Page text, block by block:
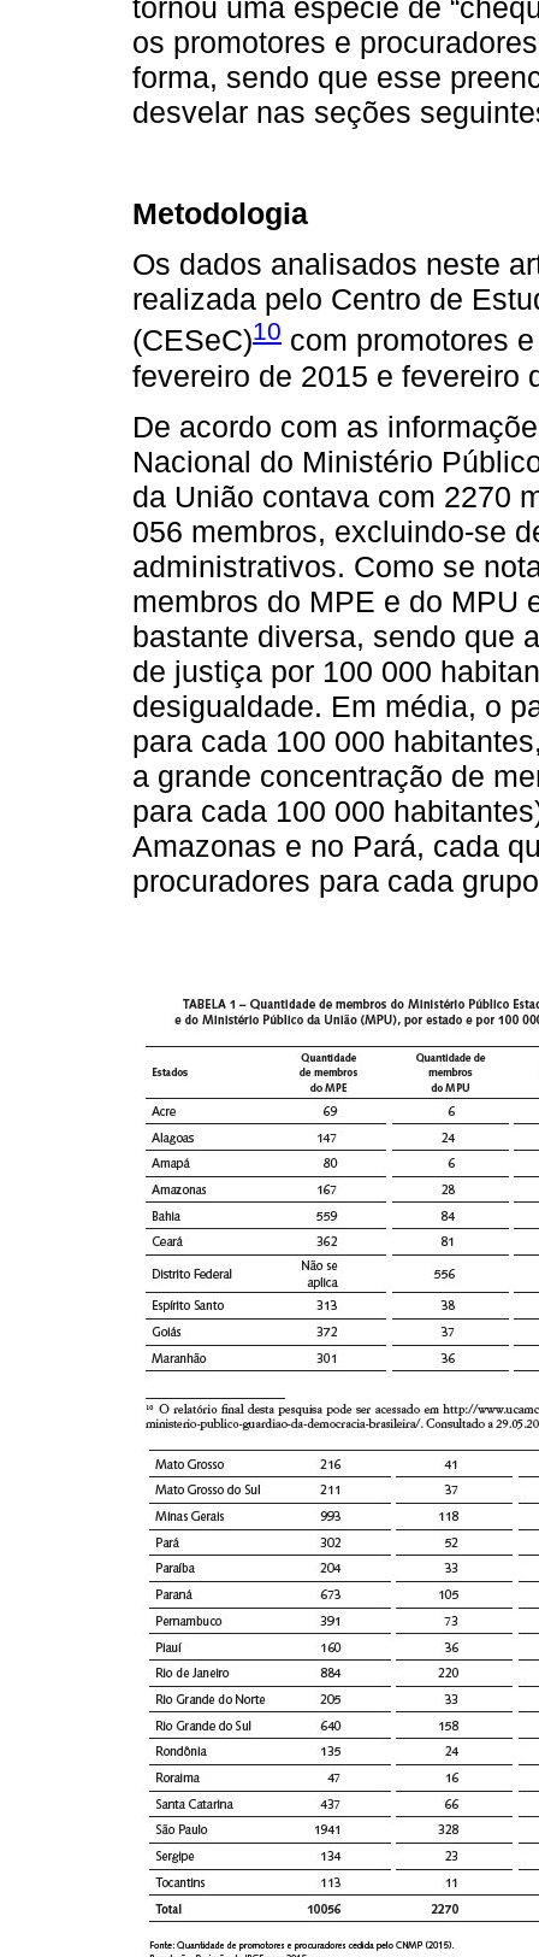
tornou uma espécie de
os promotores e
forma, sendo que esse
desvelar nas seções
Metodologia
Os dados analisados neste
realizada pelo Centro de
(CESeC)10 com promotores
fevereiro de 2015 e fevereiro
De acordo com as
Nacional do Ministério
da União contava com 2270
056 membros, excluindo‑se
administrativos. Como se
membros do MPE e do MPU
bastante diversa, sendo que
de justiça por 100 000
desigualdade. Em média, o
para cada 100 000
a grande concentração de
para cada 100 000
Amazonas e no Pará, cada
procuradores para cada